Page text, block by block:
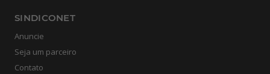
SINDICONET
Anuncie
Seja um parceiro
Contato